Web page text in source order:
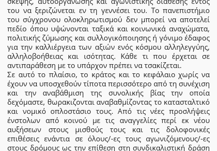
του να ξεριζώνεται εν τη γεννέσει του. Το πανεπιστήμιο
του σύγχρονου ολοκληρωτισμού δεν μπορεί να αποτελεί
πεδίο όπου υψώνονται ταξικά και κοινωνικά αναχώματα,
πολιτικής ζύμωσης και συλλογικόποιησης ή γόνιμο έδαφος
για την καλλιέργεια των αξιών ενός κόσμου αλληλεγγύης,
αλληλοβοήθειας και ισότητας. Κάθε τι που έρχεται σε
αντιπαράθεση με το υπάρχον πρέπει να τσακίζεται.
Σε αυτό το πλαίσιο, το κράτος και το κεφάλαιο χωρίς να
έχουν να υποσχεθούν τίποτα περισσότερο από τη συνέχιση
και την αναβάθμιση της συνολικής βίας την οποία
δεχόμαστε, θωρακιζονται αναβαθμίζοντας το κατασταλτικό
και νομικό οπλοστάσιο τους. Από τις νέες προσλήψεις
ένστολων από κοινού με τις αναγγελίες περί εκ νέου
αυξήσεων στους μισθούς τους και τις δολοφονικές
επιθέσεις ενάντια σε όλους/-ες τους αγωνιζόμενους/-ες
στους δρόμους ως την επίθεση στη συνδικαλιστική δράση